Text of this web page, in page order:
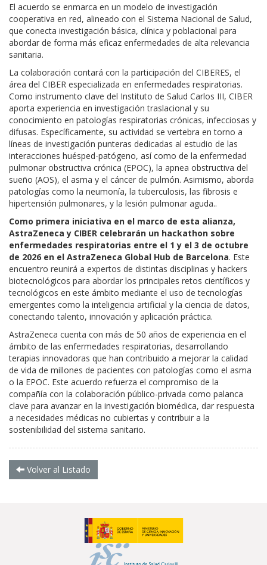
El acuerdo se enmarca en un modelo de investigación
cooperativa en red, alineado con el Sistema Nacional de Salud,
que conecta investigación básica, clínica y poblacional para
abordar de forma más eficaz enfermedades de alta relevancia
sanitaria.
La colaboración contará con la participación del CIBERES, el
área del CIBER especializada en enfermedades respiratorias.
Como instrumento clave del Instituto de Salud Carlos III, CIBER
aporta experiencia en investigación traslacional y su
conocimiento en patologías respiratorias crónicas, infecciosas y
difusas. Específicamente, su actividad se vertebra en torno a
líneas de investigación punteras dedicadas al estudio de las
interacciones huésped-patógeno, así como de la enfermedad
pulmonar obstructiva crónica (EPOC), la apnea obstructiva del
sueño (AOS), el asma y el cáncer de pulmón. Asimismo, aborda
patologías como la neumonía, la tuberculosis, las fibrosis e
hipertensión pulmonares, y la lesión pulmonar aguda..
Como primera iniciativa en el marco de esta alianza,
AstraZeneca y CIBER celebrarán un hackathon sobre
enfermedades respiratorias entre el 1 y el 3 de octubre
de 2026 en el AstraZeneca Global Hub de Barcelona. Este
encuentro reunirá a expertos de distintas disciplinas y hackers
biotecnológicos para abordar los principales retos científicos y
tecnológicos en este ámbito mediante el uso de tecnologías
emergentes como la inteligencia artificial y la ciencia de datos,
conectando talento, innovación y aplicación práctica.
AstraZeneca cuenta con más de 50 años de experiencia en el
ámbito de las enfermedades respiratorias, desarrollando
terapias innovadoras que han contribuido a mejorar la calidad
de vida de millones de pacientes con patologías como el asma
o la EPOC. Este acuerdo refuerza el compromiso de la
compañía con la colaboración público-privada como palanca
clave para avanzar en la investigación biomédica, dar respuesta
a necesidades médicas no cubiertas y contribuir a la
sostenibilidad del sistema sanitario.
Volver al Listado